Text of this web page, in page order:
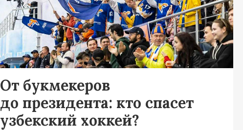
От букмекеров
до президента: кто спасет
узбекский хоккей?